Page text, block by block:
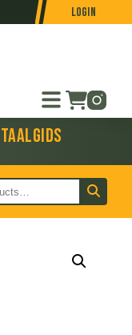
Login
taalgids